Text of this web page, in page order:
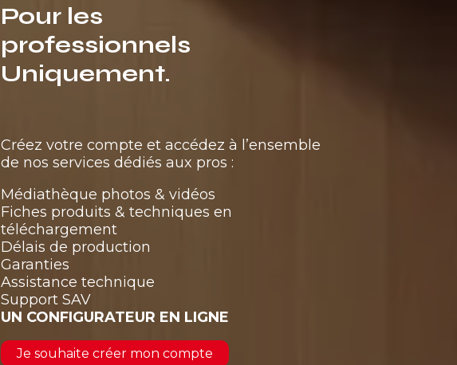
Pour les
professionnels
Uniquement.
Créez votre compte et accédez à l’ensemble
de nos services dédiés aux pros :
Médiathèque photos & vidéos
Fiches produits & techniques en
téléchargement
Délais de production
Garanties
Assistance technique
Support SAV
UN CONFIGURATEUR EN LIGNE
Je souhaite créer mon compte